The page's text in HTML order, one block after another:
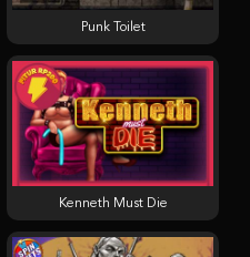
Kenneth Must Die
Punk Toilet